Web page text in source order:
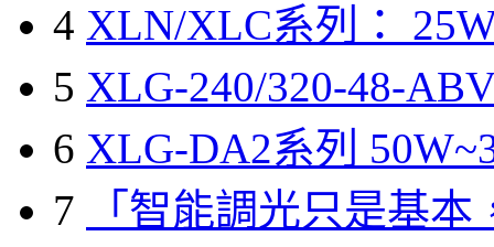
4 XLN/XLC系列：
5 XLG-240/320-48-
6 XLG-DA2系列
7
「智能調光只是基本